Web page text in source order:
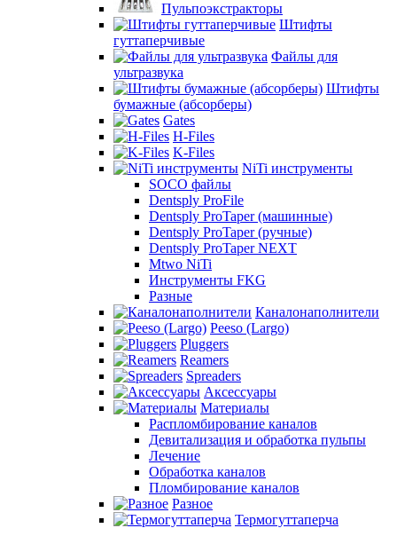
Пульпоэкстракторы
Штифты
гуттаперчивые
Файлы для
ультразвука
Штифты
бумажные (абсорберы)
Gates
H-Files
K-Files
NiTi инструменты
SOCO файлы
Dentsply ProFile
Dentsply ProTaper (машинные)
Dentsply ProTaper (ручные)
Dentsply ProTaper NEXT
Mtwo NiTi
Инструменты FKG
Разные
Каналонаполнители
Peeso (Largo)
Pluggers
Reamers
Spreaders
Аксессуары
Материалы
Распломбирование каналов
Девитализация и обработка пульпы
Лечение
Обработка каналов
Пломбирование каналов
Разное
Термогуттаперча